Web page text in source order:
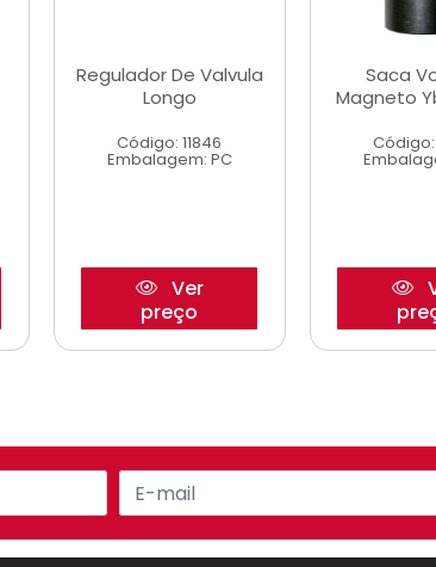
Regulador De Valvula
Longo
Código: 11846
Embalagem: PC
Ver
preço
Saca
Magneto
Código: